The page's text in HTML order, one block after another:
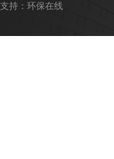
支持： 环保在线